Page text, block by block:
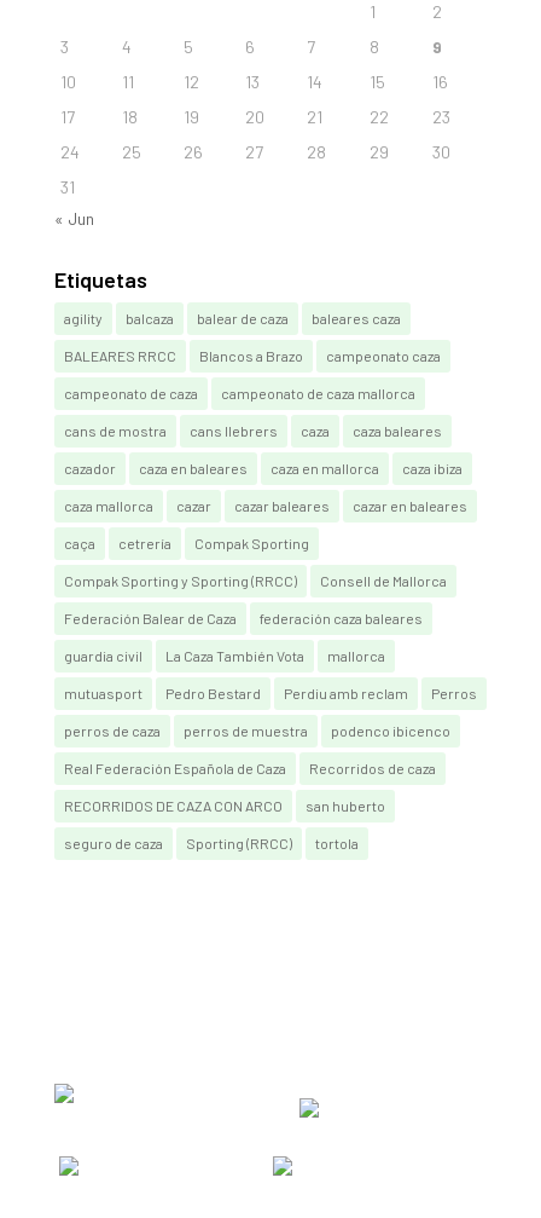
1
2
3
4 5 6 7 8
9
10
11 12 13 14 15
16
17
18 19 20 21 22
23
24
25 26 27 28 29
30
31
« Jun
Etiquetas
agility balcaza balear de caza baleares caza
BALEARES RRCC Blancos a Brazo campeonato caza
campeonato de caza campeonato de caza mallorca
cans de mostra cans llebrers caza caza baleares
cazador caza en baleares caza en mallorca caza ibiza
caza mallorca cazar cazar baleares cazar en baleares
caça cetrería Compak Sporting
Compak Sporting y Sporting (RRCC) Consell de Mallorca
Federación Balear de Caza federación caza baleares
guardia civil La Caza También Vota mallorca
mutuasport Pedro Bestard Perdiu amb reclam Perros
perros de caza perros de muestra podenco ibicenco
Real Federación Española de Caza Recorridos de caza
RECORRIDOS DE CAZA CON ARCO san huberto
seguro de caza Sporting (RRCC) tortola